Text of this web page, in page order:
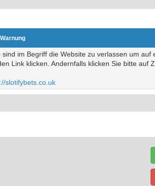
sind im Begriff die Website zu verlassen um
Link klicken. Andernfalls klicken Sie bitte auf
slotifybets.co.uk